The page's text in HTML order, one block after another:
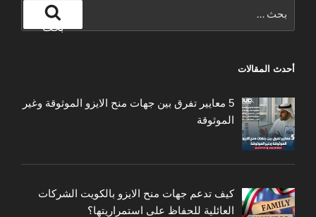
عن:
بحث
أحدث المقالات
5 معايير تفرق بين جهات منح الايزو الموثوقة وغير
الموثوقة
كيف تدعم جهات منح الايزو بالكويت الشركات
العائلية للحفاظ على استمراريتها؟